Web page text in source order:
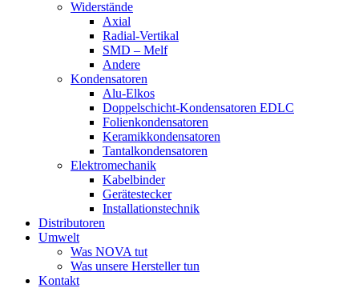
Widerstände
Axial
Radial-Vertikal
SMD – Melf
Andere
Kondensatoren
Alu-Elkos
Doppelschicht-Kondensatoren EDLC
Folienkondensatoren
Keramikkondensatoren
Tantalkondensatoren
Elektromechanik
Kabelbinder
Gerätestecker
Installationstechnik
Distributoren
Umwelt
Was NOVA tut
Was unsere Hersteller tun
Kontakt